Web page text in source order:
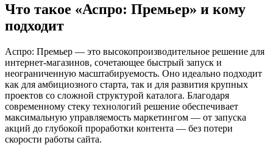
Что такое «Аспро: Премьер» и кому
подходит
Аспро: Премьер — это высокопроизводительное решение для
интернет-магазинов, сочетающее быстрый запуск и
неограниченную масштабируемость. Оно идеально подходит
как для амбициозного старта, так и для развития крупных
проектов со сложной структурой каталога. Благодаря
современному стеку технологий решение обеспечивает
максимальную управляемость маркетингом — от запуска
акций до глубокой проработки контента — без потери
скорости работы сайта.